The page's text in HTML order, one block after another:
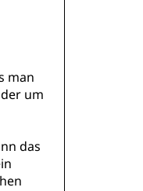
man
um
das